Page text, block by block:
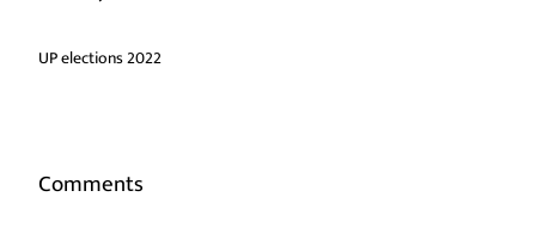
UP elections 2022
Comments